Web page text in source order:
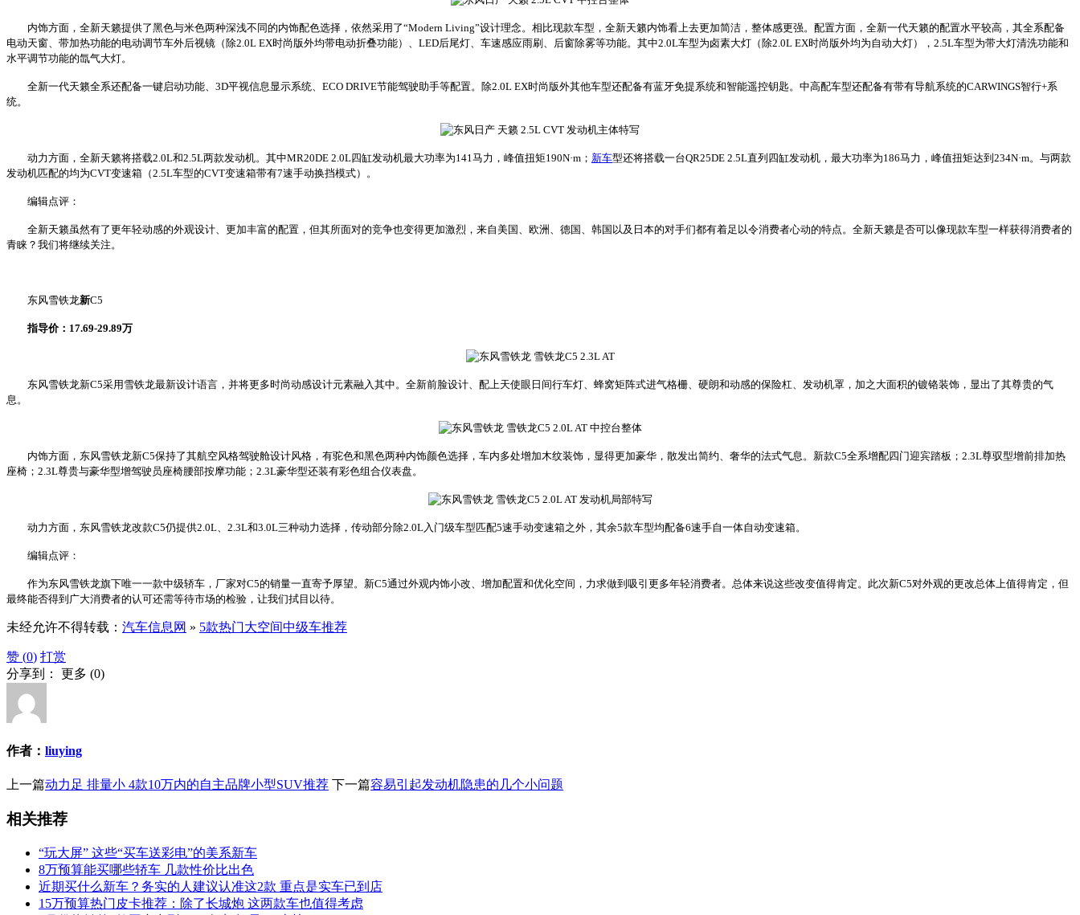
内饰方面，全新天籁提供了黑色与米色两种深浅不同的内饰配色选择，依然采用了“Modern Living”设计理念。相比现款车型，全新天籁内饰看上去更加简洁，整体感更强。配置方面，全新一代天籁的配置水平较高，其全系配备
电动天窗、带加热功能的电动调节车外后视镜（除2.0L EX时尚版外均带电动折叠功能）、LED后尾灯、车速感应雨刷、后窗除雾等功能。其中2.0L车型为卤素大灯（除2.0L EX时尚版外均为自动大灯），2.5L车型为带大灯清洗功能和
水平调节功能的氙气大灯。
全新一代天籁全系还配备一键启动功能、3D平视信息显示系统、ECO DRIVE节能驾驶助手等配置。除2.0L EX时尚版外其他车型还配备有蓝牙免提系统和智能遥控钥匙。中高配车型还配备有带有导航系统的CARWINGS智行+系
统。
动力方面，全新天籁将搭载2.0L和2.5L两款发动机。其中MR20DE 2.0L四缸发动机最大功率为141马力，峰值扭矩190N·m； 新车型还将搭载一台QR25DE 2.5L直列四缸发动机，最大功率为186马力，峰值扭矩达到234N·m。与两款
发动机匹配的均为CVT变速箱（2.5L车型的CVT变速箱带有7速手动换挡模式）。
编辑点评：
全新天籁虽然有了更年轻动感的外观设计、更加丰富的配置，但其所面对的竞争也变得更加激烈，来自美国、欧洲、德国、韩国以及日本的对手们都有着足以令消费者心动的特点。全新天籁是否可以像现款车型一样获得消费者的
青睐？我们将继续关注。
东风雪铁龙新C5
指导价：17.69-29.89万
东风雪铁龙新C5采用雪铁龙最新设计语言，并将更多时尚动感设计元素融入其中。全新前脸设计、配上天使眼日间行车灯、蜂窝矩阵式进气格栅、硬朗和动感的保险杠、发动机罩，加之大面积的镀铬装饰，显出了其尊贵的气
息。
内饰方面，东风雪铁龙新C5保持了其航空风格驾驶舱设计风格，有驼色和黑色两种内饰颜色选择，车内多处增加木纹装饰，显得更加豪华，散发出简约、奢华的法式气息。新款C5全系增配四门迎宾踏板；2.3L尊驭型增前排加热
座椅；2.3L尊贵与豪华型增驾驶员座椅腰部按摩功能；2.3L豪华型还装有彩色组合仪表盘。
动力方面，东风雪铁龙改款C5仍提供2.0L、2.3L和3.0L三种动力选择，传动部分除2.0L入门级车型匹配5速手动变速箱之外，其余5款车型均配备6速手自一体自动变速箱。
编辑点评：
作为东风雪铁龙旗下唯一一款中级轿车，厂家对C5的销量一直寄予厚望。新C5通过外观内饰小改、增加配置和优化空间，力求做到吸引更多年轻消费者。总体来说这些改变值得肯定。此次新C5对外观的更改总体上值得肯定，但
最终能否得到广大消费者的认可还需等待市场的检验，让我们拭目以待。
未经允许不得转载： 汽车信息网 » 5款热门大空间中级车推荐
赞 (0) 打赏
分享到： 更多 (0)
作者： liuying
上一篇动力足 排量小 4款10万内的自主品牌小型SUV推荐 下一篇容易引起发动机隐患的几个小问题
相关推荐
“玩大屏” 这些“买车送彩电”的美系新车
8万预算能买哪些轿车 几款性价比出色
近期买什么新车？务实的人建议认准这2款 重点是实车已到店
15万预算热门皮卡推荐：除了长城炮 这两款车也值得考虑